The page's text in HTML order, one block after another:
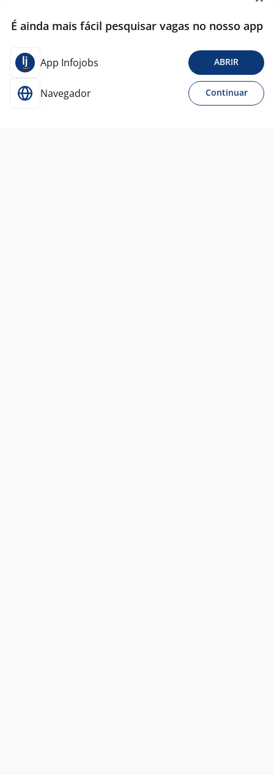
É ainda mais fácil pesquisar vagas no nosso app
App Infojobs ABRIR
Navegador Continuar